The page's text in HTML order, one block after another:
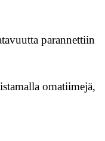
parannettiin
omatiimejä,